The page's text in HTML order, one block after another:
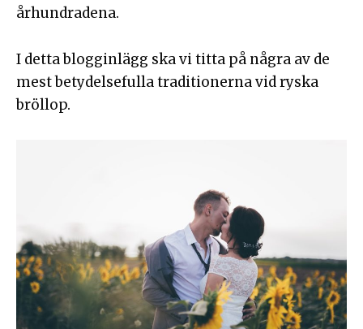
århundradena.
I detta blogginlägg ska vi titta på några av de
mest betydelsefulla traditionerna vid ryska
bröllop.